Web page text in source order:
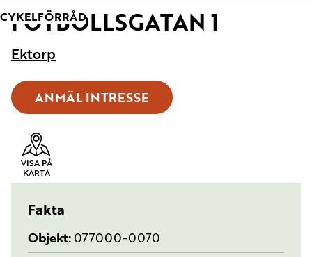
TYP:
CYKELFÖRRÅD
FOTBOLLSGATAN 1
Ektorp
ANMÄL INTRESSE
VISA PÅ
KARTA
Fakta
Objekt 077000-0070